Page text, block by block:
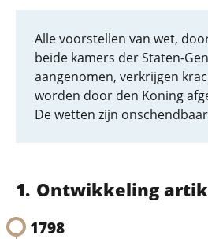
Alle voorstellen van wet,
beide kamers der Staten-
aangenomen, verkrijgen
worden door den Koning
De wetten zijn
Ontwikkeling
1798